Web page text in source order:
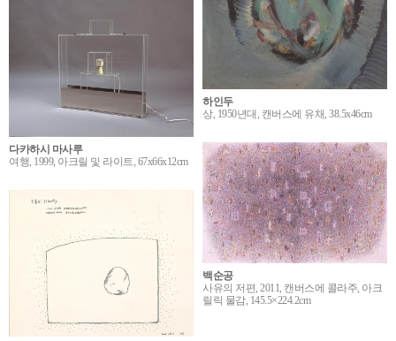
하인두
상, 1950년대, 캔버스에 유채, 38.5x46cm
다카하시 마사루
여행, 1999, 아크릴 및 라이트, 67x66x12cm
백순공
사유의 저편, 2011, 캔버스에 콜라주, 아크
릴릭 물감, 145.5×224.2cm